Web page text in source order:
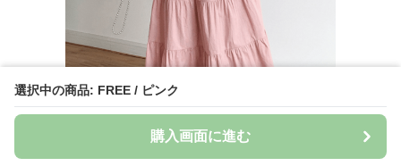
選択中の商品: FREE / ピンク
購入画面に進む